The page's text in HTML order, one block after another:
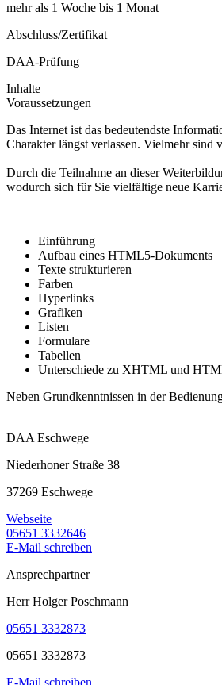
mehr als 1 Woche bis 1 Monat
Abschluss/Zertifikat
DAA-Prüfung
Inhalte
Voraussetzungen
Das Internet ist das bedeutendste
Charakter längst verlassen. Vielmehr sind
Durch die Teilnahme an dieser
wodurch sich für Sie vielfältige neue
Einführung
Aufbau eines HTML5-Dokuments
Texte strukturieren
Farben
Hyperlinks
Grafiken
Listen
Formulare
Tabellen
Unterschiede zu XHTML und
Neben Grundkenntnissen in der
DAA Eschwege
Niederhoner Straße 38
37269 Eschwege
Webseite
05651 3332646
E-Mail schreiben
Ansprechpartner
Herr Holger Poschmann
05651 3332873
05651 3332873